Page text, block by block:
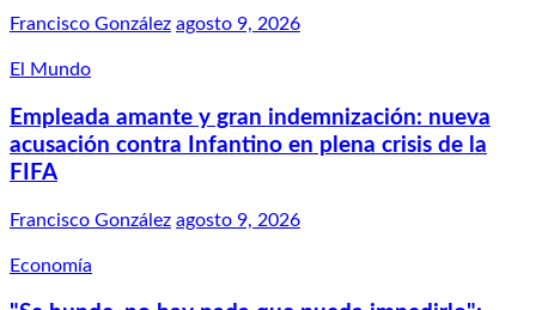
Francisco González agosto 9, 2026
El Mundo
Empleada amante y gran indemnización: nueva
acusación contra Infantino en plena crisis de la
FIFA
Francisco González agosto 9, 2026
Economía